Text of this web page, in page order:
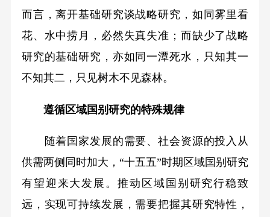
而言，离开基础研究谈战略研究，如同雾里看
花、水中捞月，必然失真失准；而缺少了战略
研究的基础研究，亦如同一潭死水，只知其一
不知其二，只见树木不见森林。
遵循区域国别研究的特殊规律
随着国家发展的需要、社会资源的投入从
供需两侧同时加大，“十五五”时期区域国别研究
有望迎来大发展。推动区域国别研究行稳致
远，实现可持续发展，需要把握其研究特性，